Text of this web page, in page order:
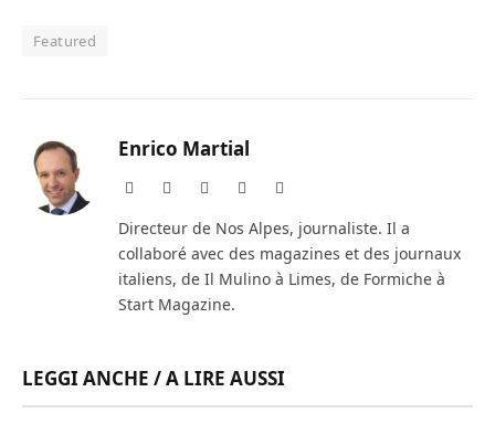
Featured
Enrico Martial
Website Facebook Instagram
Directeur de Nos Alpes, journaliste. Il a
collaboré avec des magazines et des journaux
italiens, de Il Mulino à Limes, de Formiche à
Start Magazine.
LEGGI ANCHE / A LIRE AUSSI